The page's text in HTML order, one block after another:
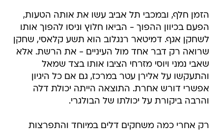
הזמן חלף, ובמכבי תל אביב עשו את אותה הטעות,
הפעם בכיוון ההפוך - הביאו חלוץ וניסו להפוך אותו
לשחקן אגף. דמיטאר רנגלוב הוא תשע קלאסי, שחקן
שרואה רק דבר אחד מול העיניים - את הרשת. אלא
שאבי נמני ויוסי מזרחי הציבו אותו בצד שמאל
והתעקשו על אלירן עטר במרכז, גם אם כל היגיון
אפשרי דורש אחרת. התוצאה הייתה יכולת דלה
והרבה ביקורת על יכולתו של הבולגרי.
רק אחרי כמה משחקים דלים במיוחד והתפרצות